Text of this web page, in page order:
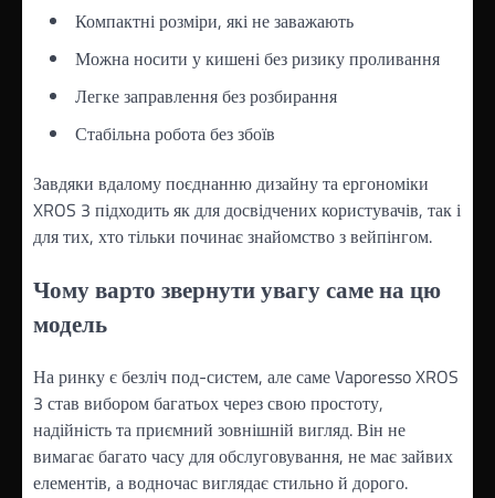
Компактні розміри, які не заважають
Можна носити у кишені без ризику проливання
Легке заправлення без розбирання
Стабільна робота без збоїв
Завдяки вдалому поєднанню дизайну та ергономіки
XROS 3 підходить як для досвідчених користувачів, так і
для тих, хто тільки починає знайомство з вейпінгом.
Чому варто звернути увагу саме на цю
модель
На ринку є безліч под-систем, але саме Vaporesso XROS
3 став вибором багатьох через свою простоту,
надійність та приємний зовнішній вигляд. Він не
вимагає багато часу для обслуговування, не має зайвих
елементів, а водночас виглядає стильно й дорого.